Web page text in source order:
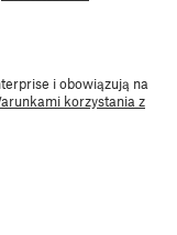
i obowiązują na
korzystania z